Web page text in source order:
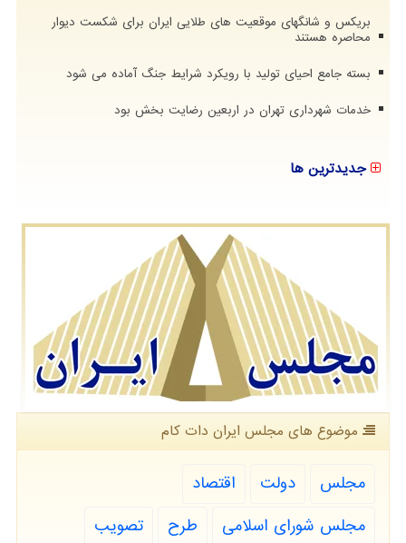
بریکس و شانگهای موقعیت های طلایی ایران برای شکست دیوار
محاصره هستند
بسته جامع احیای تولید با رویکرد شرایط جنگ آماده می شود
خدمات شهرداری تهران در اربعین رضایت بخش بود
جدیدترین ها
موضوع های مجلس ایران دات كام
مجلس دولت
اقتصاد
مجلس شورای اسلامی
طرح
تصویب